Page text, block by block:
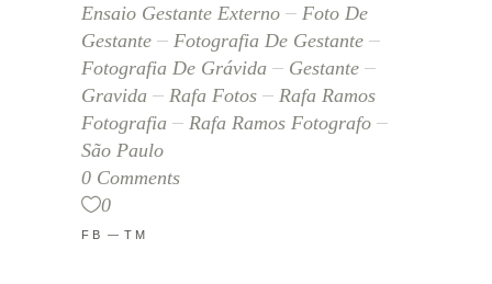
Ensaio Gestante Externo
Foto De
Gestante
Fotografia De Gestante
Fotografia De Grávida
Gestante
Gravida
Rafa Fotos
Rafa Ramos
Fotografia
Rafa Ramos Fotografo
São Paulo
0 Comments
0
FB TM